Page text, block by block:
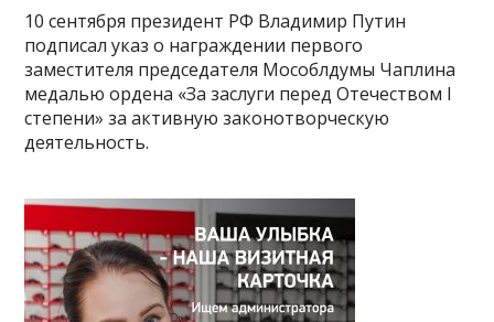
10 сентября президент РФ Владимир Путин
подписал указ о награждении первого
заместителя председателя Мособлдумы Чаплина
медалью ордена «За заслуги перед Отечеством I
степени» за активную законотворческую
деятельность.